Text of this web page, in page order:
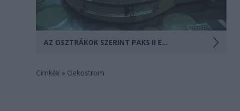
AZ OSZTRÁKOK SZERINT PAKS II EGY JÖVŐ NÉLKÜLI TECHNOLÓGIA
Címkék » Oekostrom